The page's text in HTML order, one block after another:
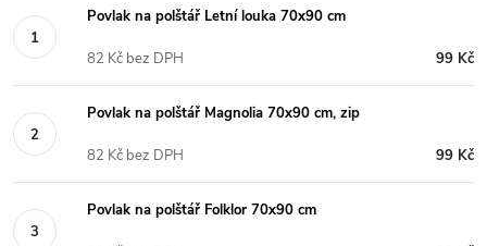
Povlak na polštář Letní louka 70x90 cm
99 Kč
82 Kč bez DPH
Povlak na polštář Magnolia 70x90 cm, zip
99 Kč
82 Kč bez DPH
Povlak na polštář Folklor 70x90 cm